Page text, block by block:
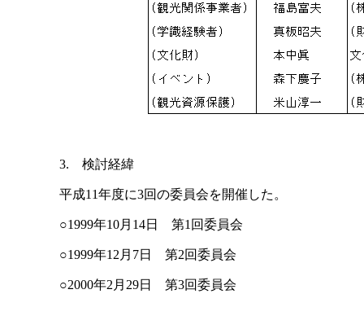
3. 検討経緯
平成11年度に3回の委員会を開催した。
○1999年10月14日 第1回委員会
○1999年12月7日 第2回委員会
○2000年2月29日 第3回委員会